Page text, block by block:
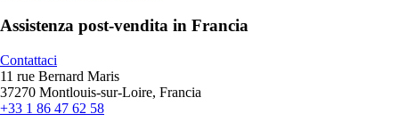
Assistenza post-vendita in Francia
Contattaci
11 rue Bernard Maris
37270 Montlouis-sur-Loire, Francia
+33 1 86 47 62 58